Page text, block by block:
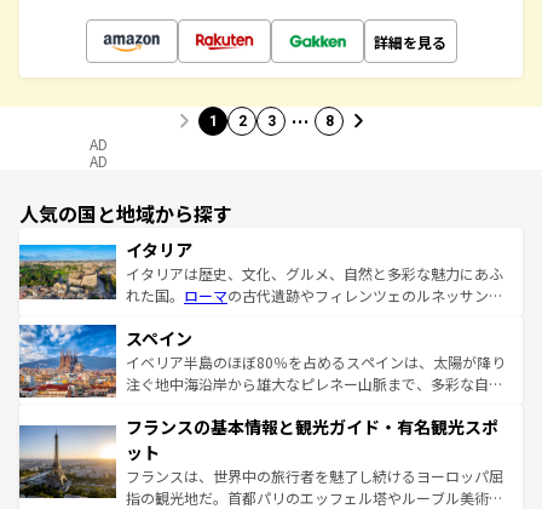
詳細を見る
1 2 3 … 8
AD
AD
人気の国と地域から探す
イタリア
イタリアは歴史、文化、グルメ、自然と多彩な魅力にあふ
れた国。 ローマの古代遺跡やフィレンツェのルネッサンス
ろん、トスカーナの美しい田園風景やアマルフィ海岸の絶
景など、自然景観も見逃せない。観光の合間には、本場の
ピザやパスタなど、絶品のイタリア料理を堪能することも
ませてくれるイタリアで、忘れられない旅をしてみよう！
なお、新着のイタリア情報は
しい。
スペイン
イベリア半島のほぼ80％を占めるスペインは、太陽が降り
注ぐ地中海沿岸から雄大なピレネー山脈まで、多彩な自然
文化が根付くこの国では、情熱的なフラメンコ、熱気あふ
れる闘牛、そして美味しいタパスが生活の一部となってい
る。首都マドリードの洗練された雰囲気や、バルセロナの
アートに溢れた街角から、地方では古代ローマ遺跡や中世
フランスの基本情報と観光ガイド・有名観光スポ
ット
フランスは、世界中の旅行者を魅了し続けるヨーロッパ屈
指の観光地だ。首都パリのエッフェル塔やルーブル美術館